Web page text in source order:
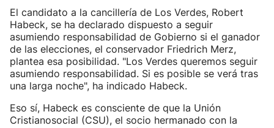
El candidato a la cancillería de Los Verdes, Robert
Habeck, se ha declarado dispuesto a seguir
asumiendo responsabilidad de Gobierno si el ganador
de las elecciones, el conservador Friedrich Merz,
plantea esa posibilidad. "Los Verdes queremos seguir
asumiendo responsabilidad. Si es posible se verá tras
una larga noche", ha indicado Habeck.
Eso sí, Habeck es consciente de que la Unión
Cristianosocial (CSU), el socio hermanado con la